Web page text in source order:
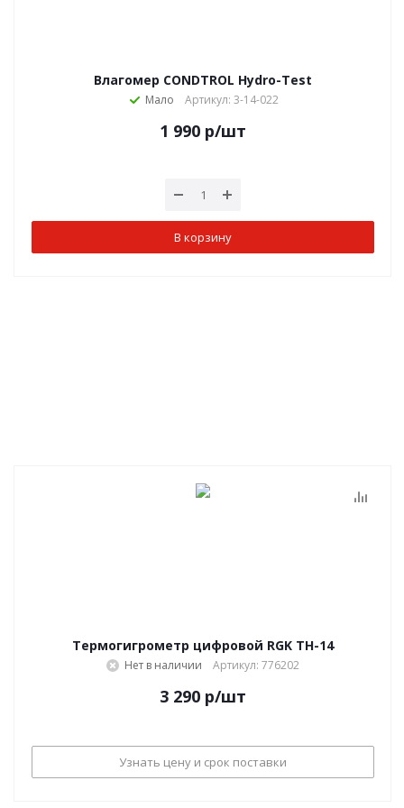
Влагомер CONDTROL Hydro-Test
Мало Артикул: 3-14-022
1 990 р/шт
В корзину
Термогигрометр цифровой RGK TH-14
Нет в наличии Артикул: 776202
3 290 р/шт
Узнать цену и срок поставки